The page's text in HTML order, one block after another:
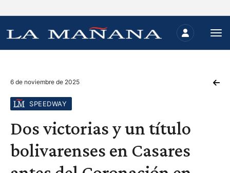
6 de noviembre de 2025
SPEEDWAY
Dos victorias y un título
bolivarenses en Casares